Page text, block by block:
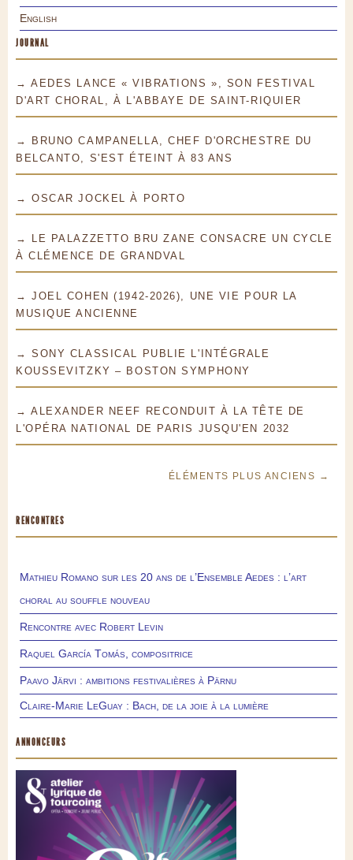
English
JOURNAL
→ AEDES LANCE « VIBRATIONS », SON FESTIVAL
D'ART CHORAL, À L'ABBAYE DE SAINT-RIQUIER
→ BRUNO CAMPANELLA, CHEF D'ORCHESTRE DU
BELCANTO, S'EST ÉTEINT À 83 ANS
→ OSCAR JOCKEL À PORTO
→ LE PALAZZETTO BRU ZANE CONSACRE UN CYCLE
À CLÉMENCE DE GRANDVAL
→ JOEL COHEN (1942-2026), UNE VIE POUR LA
MUSIQUE ANCIENNE
→ SONY CLASSICAL PUBLIE L'INTÉGRALE
KOUSSEVITZKY – BOSTON SYMPHONY
→ ALEXANDER NEEF RECONDUIT À LA TÊTE DE
L'OPÉRA NATIONAL DE PARIS JUSQU'EN 2032
ÉLÉMENTS PLUS ANCIENS →
RENCONTRES
Mathieu Romano sur les 20 ans de l’Ensemble Aedes : l’art
choral au souffle nouveau
Rencontre avec Robert Levin
Raquel García Tomás, compositrice
Paavo Järvi : ambitions festivalières à Pärnu
Claire-Marie LeGuay : Bach, de la joie à la lumière
ANNONCEURS